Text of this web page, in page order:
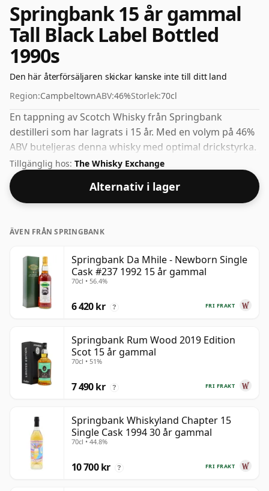
Springbank 15 år gammal
Tall Black Label Bottled
1990s
Den här återförsäljaren skickar kanske inte till ditt land
Region:CampbeltownABV:46%Storlek:70cl
En tappning av Scotch Whisky från Springbank
destilleri som har lagrats i 15 år. Med en volym på 46%
ABV buteljeras denna whisky med optimal drickstyrka.
Avnjuts prydligt eller med en droppe vatten.
Tillgänglig hos: The Whisky Exchange
Alternativ i lager
ÄVEN FRÅN SPRINGBANK
Springbank Da Mhile - Newborn Single
Cask #237 1992 15 år gammal
70cl • 56.4%
FRI FRAKT
6 420 kr ?
Springbank Rum Wood 2019 Edition
Scot 15 år gammal
70cl • 51%
FRI FRAKT
7 490 kr ?
Springbank Whiskyland Chapter 15
Single Cask 1994 30 år gammal
70cl • 44.8%
FRI FRAKT
10 700 kr ?